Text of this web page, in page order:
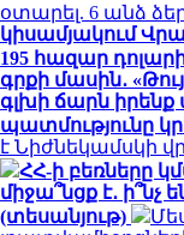
օտարել. 6 անձ
կիսամյակում
195 հազար
գրքի մասին․
գլխի ճարն
պատմությունը
է Նիժնեկամսկի
ՀՀ-ի բեռները
միջա՞նցք է․
(տեսանյութ)